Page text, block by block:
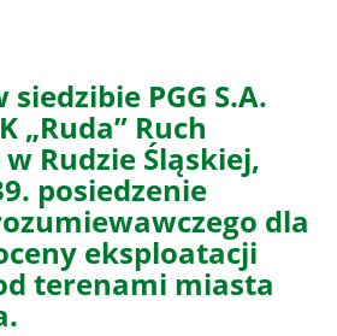
PGG S.A.
„Ruda” Ruch
Rudzie Śląskiej,
posiedzenie
dla
eksploatacji
terenami miasta